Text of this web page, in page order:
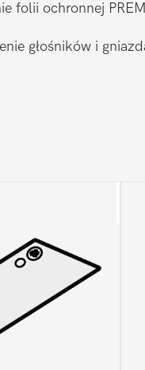
folii ochronnej
głośników i